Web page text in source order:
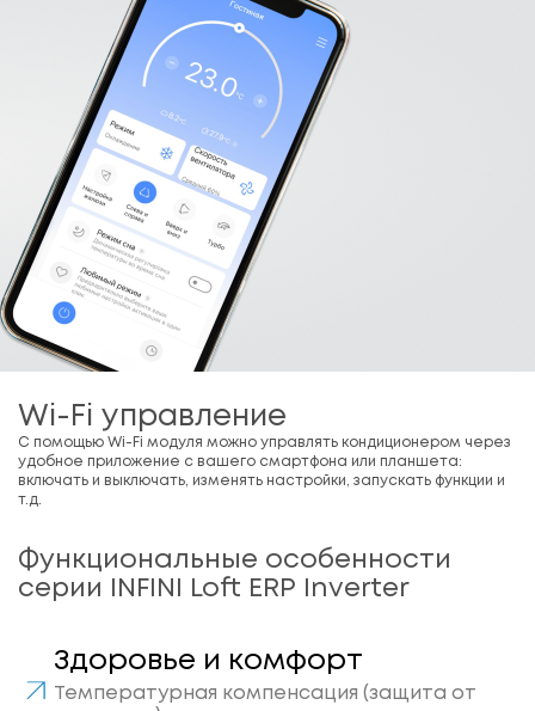
Wi-Fi управление
С помощью Wi-Fi модуля можно управлять кондиционером через
удобное приложение с вашего смартфона или планшета:
включать и выключать, изменять настройки, запускать функции и
т.д.
Функциональные особенности
серии INFINI Loft ERP Inverter
Здоровье и комфорт
Температурная компенсация (защита от